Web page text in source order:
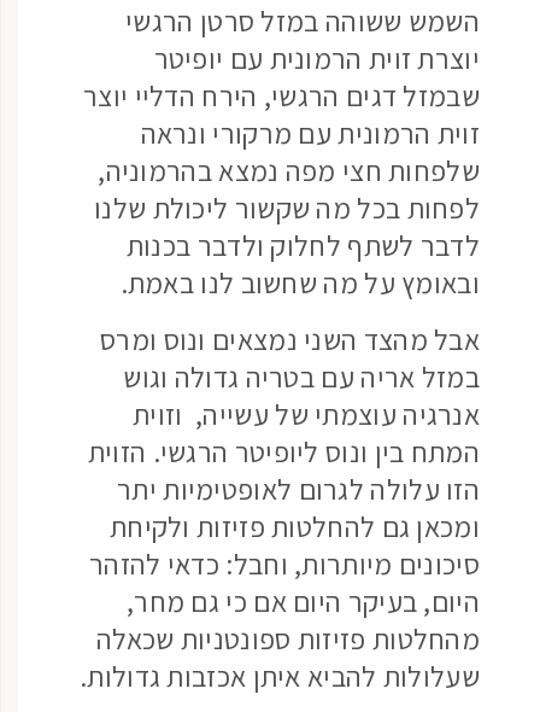
השמש ששוהה במזל סרטן הרגשי
יוצרת זוית הרמונית עם יופיטר
שבמזל דגים הרגשי, הירח הדליי יוצר
זוית הרמונית עם מרקורי ונראה
שלפחות חצי מפה נמצא בהרמוניה,
לפחות בכל מה שקשור ליכולת שלנו
לדבר לשתף לחלוק ולדבר בכנות
ובאומץ על מה שחשוב לנו באמת.
אבל מהצד השני נמצאים ונוס ומרס
במזל אריה עם בטריה גדולה וגוש
אנרגיה עוצמתי של עשייה, וזוית
המתח בין ונוס ליופיטר הרגשי. הזוית
הזו עלולה לגרום לאופטימיות יתר
ומכאן גם להחלטות פזיזות ולקיחת
סיכונים מיותרות, וחבל: כדאי להזהר
היום, בעיקר היום אם כי גם מחר,
מהחלטות פזיזות ספונטניות שכאלה
שעלולות להביא איתן אכזבות גדולות.